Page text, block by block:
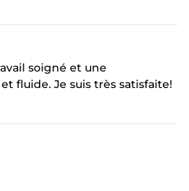
soigné et une
fluide. Je suis très satisfaite!